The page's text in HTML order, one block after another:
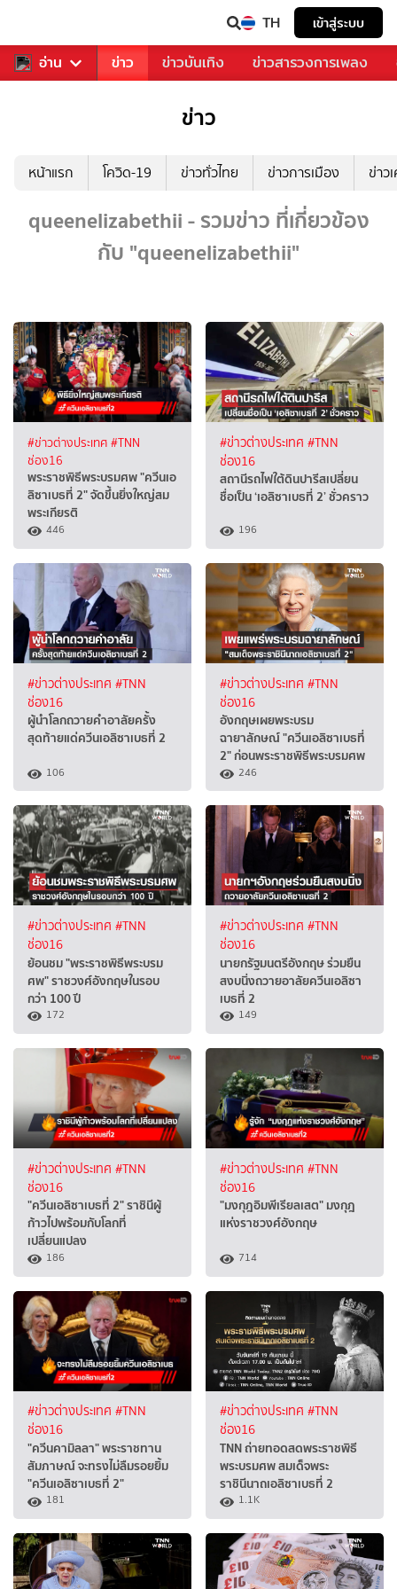
TH เข้าสู่ระบบ
อ่าน
คุณ กีฬา ข่าว ข่าวบันเทิง ข่าวสารวงการเพลง
ข่าว
หน้าแรก โควิด-19 ข่าวทั่วไทย ข่าวการเมือง ข่าว
queenelizabethii - รวมข่าว ที่เกี่ยวข้อง
กับ "queenelizabethii"
#ข่าวต่างประเทศ #TNN
ช่อง16
พระราชพิธีพระบรมศพ "ควีนเอ
ลิซาเบธที่ 2" จัดขึ้นยิ่งใหญ่สม
พระเกียรติ
446
#ข่าวต่างประเทศ #TNN
ช่อง16
สถานีรถไฟใต้ดินปารีสเปลี่ยน
ชื่อเป็น ‘เอลิซาเบธที่ 2’ ชั่วคราว
196
#ข่าวต่างประเทศ #TNN
ช่อง16
ผู้นำโลกถวายคำอาลัยครั้ง
สุดท้ายแด่ควีนเอลิซาเบธที่ 2
106
#ข่าวต่างประเทศ #TNN
ช่อง16
อังกฤษเผยพระบรม
ฉายาลักษณ์ "ควีนเอลิซาเบธที่
2" ก่อนพระราชพิธีพระบรมศพ
246
#ข่าวต่างประเทศ #TNN
ช่อง16
ย้อนชม "พระราชพิธีพระบรม
ศพ" ราชวงศ์อังกฤษในรอบ
กว่า 100 ปี
172
#ข่าวต่างประเทศ #TNN
ช่อง16
นายกรัฐมนตรีอังกฤษ ร่วมยืน
สงบนิ่งถวายอาลัยควีนเอลิซา
เบธที่ 2
149
#ข่าวต่างประเทศ #TNN
ช่อง16
"ควีนเอลิซาเบธที่ 2" ราชินีผู้
ก้าวไปพร้อมกับโลกที่
เปลี่ยนแปลง
186
#ข่าวต่างประเทศ #TNN
ช่อง16
"มงกุฎอิมพีเรียลเสต" มงกุฎ
แห่งราชวงศ์อังกฤษ
714
#ข่าวต่างประเทศ #TNN
ช่อง16
"ควีนคามิลลา" พระราชทาน
สัมภาษณ์ จะทรงไม่ลืมรอยยิ้ม
"ควีนเอลิซาเบธที่ 2"
181
#ข่าวต่างประเทศ #TNN
ช่อง16
TNN ถ่ายทอดสดพระราชพิธี
พระบรมศพ สมเด็จพระ
ราชินีนาถเอลิซาเบธที่ 2
1.1K